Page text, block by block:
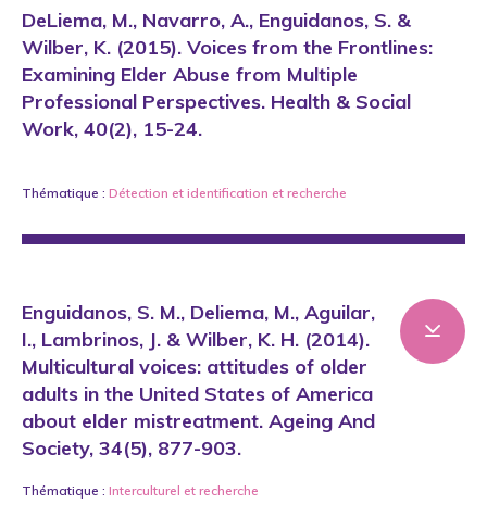
DeLiema, M., Navarro, A., Enguidanos, S. &
Wilber, K. (2015). Voices from the Frontlines:
Examining Elder Abuse from Multiple
Professional Perspectives. Health & Social
Work, 40(2), 15-24.
Thématique : Détection et identification et recherche
Enguidanos, S. M., Deliema, M., Aguilar,
I., Lambrinos, J. & Wilber, K. H. (2014).
Multicultural voices: attitudes of older
adults in the United States of America
about elder mistreatment. Ageing And
Society, 34(5), 877-903.
Thématique : Interculturel et recherche